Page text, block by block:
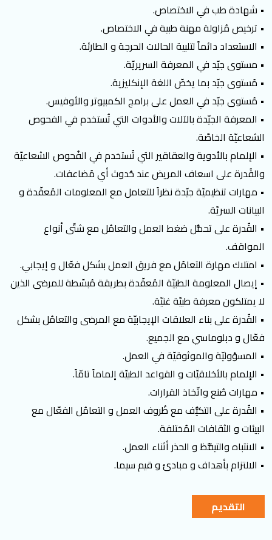
• شهادة طب في الاختصاص.
• ترخيص مُزاولة مهنة طبية في الاختصاص.
• الاستعداد دائماً لتلبية الحالات الحرجة و الطارئة.
• مستوى جيّد في المعرفة السريريّة.
• مُستوى جيّد بما يخصّ اللغة الإنكليزية.
• مُستوى جيّد في العمل على برامج الكمبيوتر والأوفيس.
• المعرفة الجيّدة بالآلات والأدوات التي تُستخدم في الفحوص
الشعاعيّة الخاصّة.
• الإلمام بالأدوية والعقاقير التي تُستخدم في الفُحوص الشعاعيّة
والقُدرة على اسعاف المريض عند حُدوث أي مُضاعفات.
• مهارات تنظيميّة جيّدة نظراً للتعامل مع المعلومات المُعقّدة و
البيانات السريّة.
• القُدرة على تحمُّل ضغط العمل والتعامُل مع شتّى أنواع
المواقف.
• امتلاك مهارة التعامُل مع فريق العمل بشكل فعّال و إيجابي.
• إيصال المعلومة الطبيّة المُعقّدة بطريقة مُبسّطة للمرضى الذين
لا يمتلكون معرفة طبيّة غنيّة.
• القُدرة على بناء العلاقات الإيجابيّة مع المرضى والتعامُل بشكل
فعّال و دبلوماسي مع الجميع.
• المسؤوليّة والموثوقيّة في العمل.
• الإلمام بالأخلاقيّات و القواعد الطبيّة إلماماً تامّاً.
• مهارات صُنع واتّخاذ القرارات.
• القُدرة على التكيُّف مع ظُروف العمل و التعامُل الفعّال مع
البيئات و الثقافات المُختلفة.
• الانتباه والتيقُّظ و الحذر أثناء العمل.
• الالتزام بأهداف و مبادئ و قيم سيما.
التقديم